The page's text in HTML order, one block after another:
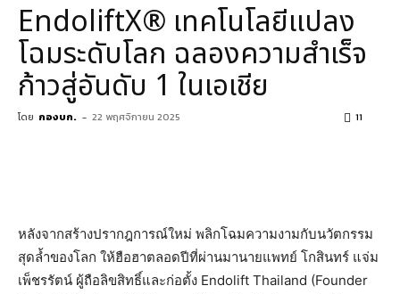
EndoliftX® เทคโนโลยีแปลง
โฉมระดับโลก ฉลองความสำเร็จ
ก้าวสู่อันดับ 1 ในเอเชีย
โดย กองบก. - 22 พฤศจิกายน 2025 11
หลังจากสร้างปรากฎการณ์ใหม่ พลิกโฉมความงามกับนวัตกรรม
สุดล้ำของโลก ให้ฮือฮาตลอดปีที่ผ่านมานายแพทย์ โกสินทร์ แจ่ม
เพ็ชรรัตน์ ผู้ถือลิขสิทธิ์และก่อตั้ง Endolift Thailand (Founder